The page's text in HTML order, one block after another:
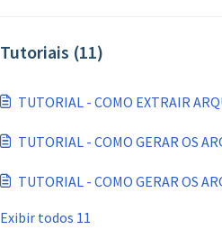
Tutoriais (11)
TUTORIAL - COMO EXTRAIR
TUTORIAL - COMO GERAR OS
TUTORIAL - COMO GERAR OS
Exibir todos 11